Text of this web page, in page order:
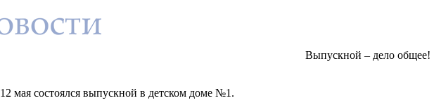
Выпускной – дело общее!
12 мая состоялся выпускной в детском доме №1.